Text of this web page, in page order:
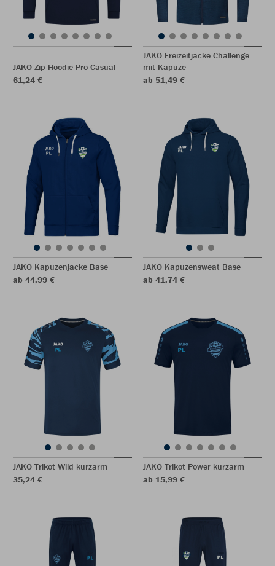
JAKO Zip Hoodie Pro Casual
61,24 €
JAKO Freizeitjacke Challenge
mit Kapuze
ab 51,49 €
JAKO Kapuzenjacke Base
ab 44,99 €
JAKO Kapuzensweat Base
ab 41,74 €
JAKO Trikot Wild kurzarm
35,24 €
JAKO Trikot Power kurzarm
ab 15,99 €